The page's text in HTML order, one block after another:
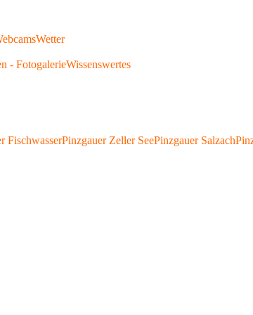
Wetter
- FotogalerieWissenswertes
FischwasserPinzgauer Zeller SeePinzgauer Salzach